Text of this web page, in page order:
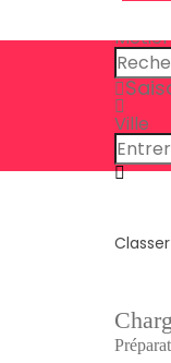
Métier
Ville